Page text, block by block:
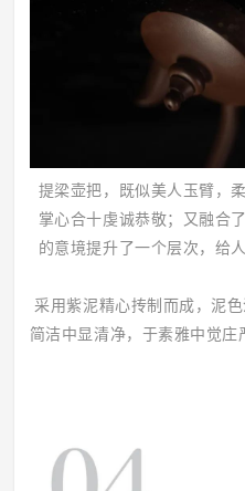
提梁壶把，既似美人玉臂，
掌心合十虔诚恭敬；又融合
的意境提升了一个层次，给
采用紫泥精心抟制而成，泥
简洁中显清净，于素雅中觉庄